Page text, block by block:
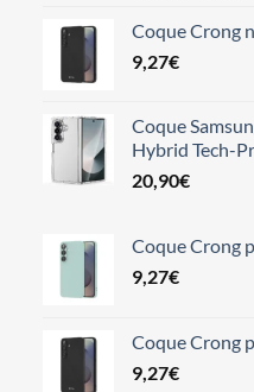
initial
Coque Crong
9,27€
Coque
Hybrid Tech-
20,90€
Coque Crong
9,27€
Coque Crong
9,27€